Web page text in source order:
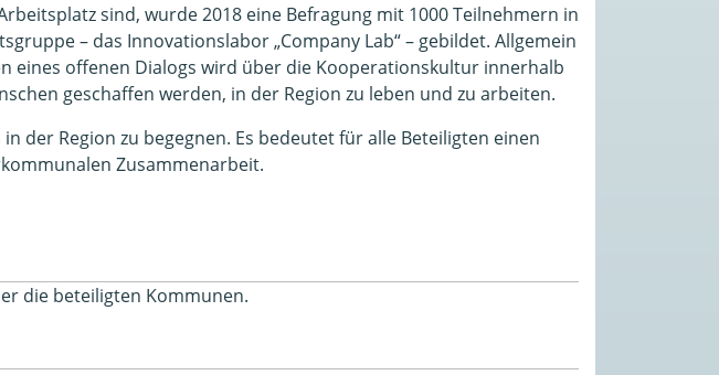
sind, wurde 2018 eine Befragung mit 1000 Teilnehmern in
– das Innovationslabor „Company Lab“ – gebildet. Allgemein
eines offenen Dialogs wird über die Kooperationskultur innerhalb
geschaffen werden, in der Region zu leben und zu arbeiten.
der Region zu begegnen. Es bedeutet für alle Beteiligten einen
Zusammenarbeit.
die beteiligten Kommunen.